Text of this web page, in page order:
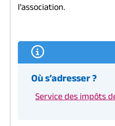
l’association.
Où s’adresser ?
Service des impôts